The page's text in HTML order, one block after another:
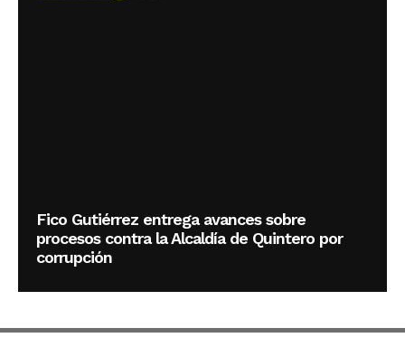
Fico Gutiérrez entrega avances sobre
procesos contra la Alcaldía de Quintero por
corrupción